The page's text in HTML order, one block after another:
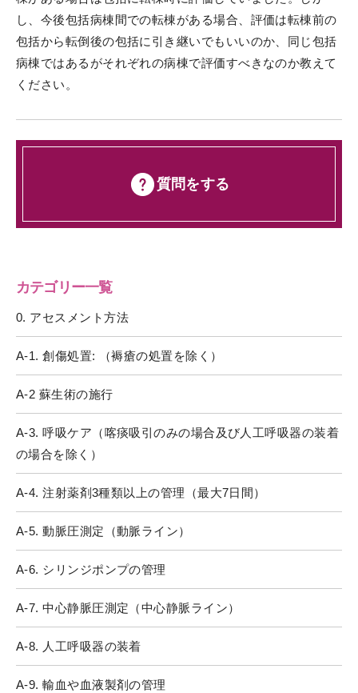
し、今後包括病棟間での転棟がある場合、評価は転棟前の
包括から転倒後の包括に引き継いでもいいのか、同じ包括
病棟ではあるがそれぞれの病棟で評価すべきなのか教えて
ください。
質問をする
カテゴリー一覧
0. アセスメント方法
A-1. 創傷処置: （褥瘡の処置を除く）
A-2 蘇生術の施行
A-3. 呼吸ケア（喀痰吸引のみの場合及び人工呼吸器の装着
の場合を除く）
A-4. 注射薬剤3種類以上の管理（最大7日間）
A-5. 動脈圧測定（動脈ライン）
A-6. シリンジポンプの管理
A-7. 中心静脈圧測定（中心静脈ライン）
A-8. 人工呼吸器の装着
A-9. 輸血や血液製剤の管理